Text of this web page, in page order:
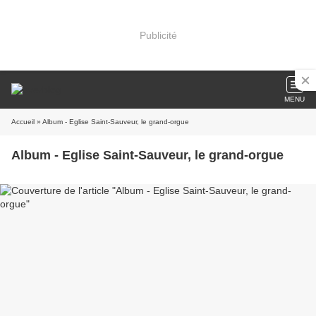
Publicité
MENU
Accueil » Album - Eglise Saint-Sauveur, le grand-orgue
Album - Eglise Saint-Sauveur, le grand-orgue